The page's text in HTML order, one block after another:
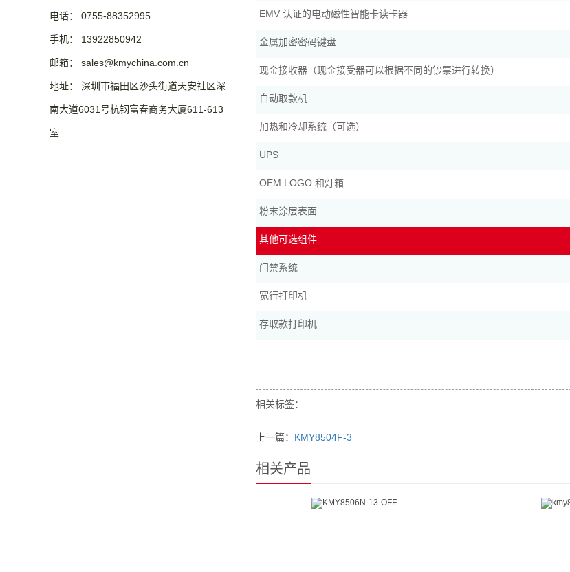
电话： 0755-88352995
手机： 13922850942
邮箱： sales@kmychina.com.cn
地址： 深圳市福田区沙头街道天安社区深
南大道6031号杭钢富春商务大厦611-613
室
EMV 认证的电动磁性智能卡读卡器
金属加密密码键盘
现金接收器（现金接受器可以根据不同的钞票进行转换）
自动取款机
加热和冷却系统（可选）
UPS
OEM LOGO 和灯箱
粉末涂层表面
其他可选组件
门禁系统
宽行打印机
存取款打印机
相关标签：
上一篇： KMY8504F-3
相关产品